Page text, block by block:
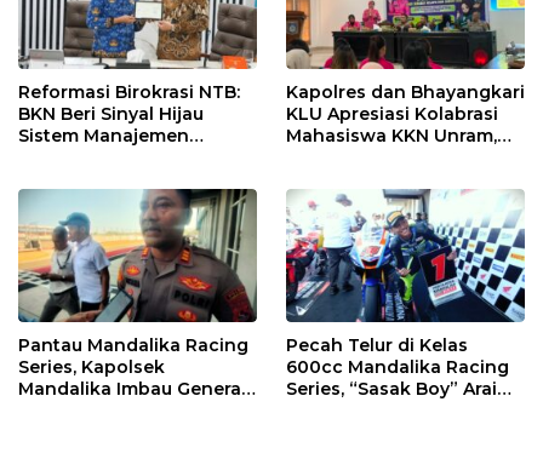
Reformasi Birokrasi NTB:
BKN Beri Sinyal Hijau
Sistem Manajemen
Kapolres dan Bhayangkari
KLU Apresiasi Kolabrasi
Mahasiswa KKN Unram,
Pantau Mandalika Racing
Series, Kapolsek
Mandalika Imbau Generasi
Pecah Telur di Kelas
600cc Mandalika Racing
Series, “Sasak Boy” Arai